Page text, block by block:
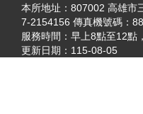
本所地址：807002 高雄市
7-2154156 傳真機號碼：
服務時間：早上8點至12點
更新日期： 115-08-05